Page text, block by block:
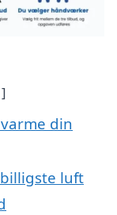
din
luft